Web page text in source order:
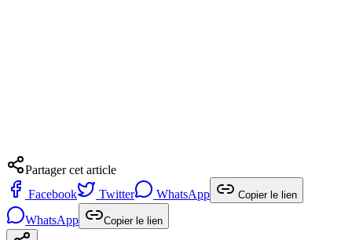
Partager cet article
Facebook
Twitter WhatsApp Copier le lien
WhatsApp Copier le lien